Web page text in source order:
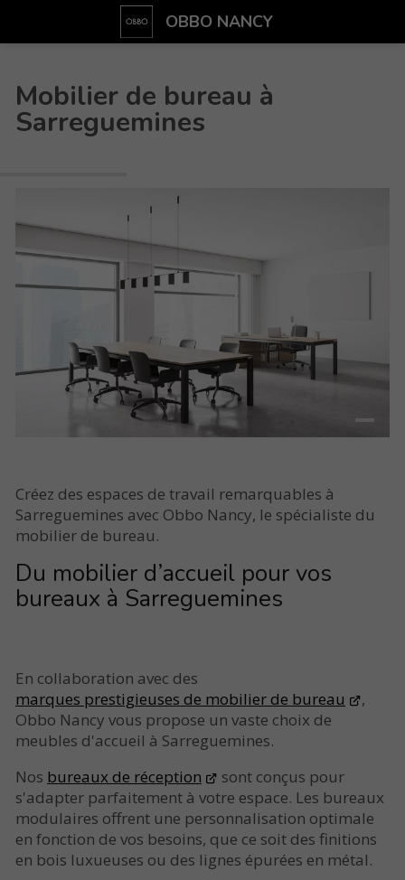
OBBO NANCY
Mobilier de bureau à
Sarreguemines
Créez des espaces de travail remarquables à
Sarreguemines avec Obbo Nancy, le spécialiste du
mobilier de bureau.
Du mobilier d’accueil pour vos
bureaux à Sarreguemines
En collaboration avec des
marques prestigieuses de mobilier de bureau
,
Obbo Nancy vous propose un vaste choix de
meubles d'accueil à Sarreguemines.
Nos bureaux de réception
sont conçus pour
s'adapter parfaitement à votre espace. Les bureaux
modulaires offrent une personnalisation optimale
en fonction de vos besoins, que ce soit des finitions
en bois luxueuses ou des lignes épurées en métal.